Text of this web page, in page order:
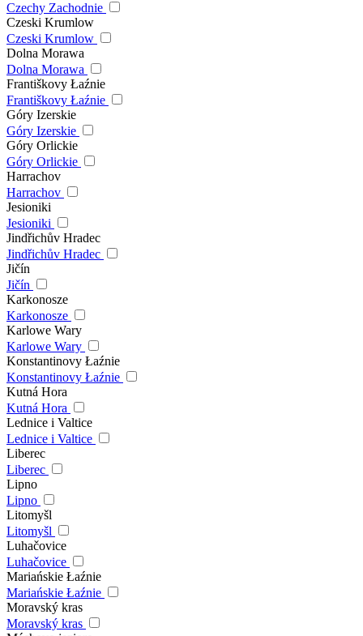
Czechy Zachodnie
Czeski Krumlow
Czeski Krumlow
Dolna Morawa
Dolna Morawa
Františkovy Łaźnie
Františkovy Łaźnie
Góry Izerskie
Góry Izerskie
Góry Orlickie
Góry Orlickie
Harrachov
Harrachov
Jesioniki
Jesioniki
Jindřichův Hradec
Jindřichův Hradec
Jičín
Jičín
Karkonosze
Karkonosze
Karlowe Wary
Karlowe Wary
Konstantinovy Łaźnie
Konstantinovy Łaźnie
Kutná Hora
Kutná Hora
Lednice i Valtice
Lednice i Valtice
Liberec
Liberec
Lipno
Lipno
Litomyšl
Litomyšl
Luhačovice
Luhačovice
Mariańskie Łaźnie
Mariańskie Łaźnie
Moravský kras
Moravský kras